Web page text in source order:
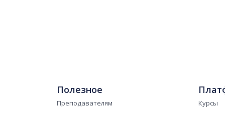
Полезное
Преподавателям Курсы